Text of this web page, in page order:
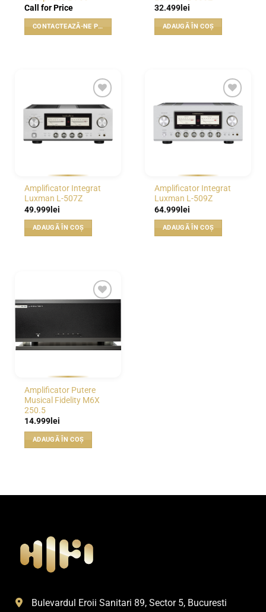
Call for Price
CONTACTEAZĂ-NE PENTRU PREȚ
32.499 lei
ADAUGĂ ÎN COȘ
WISHLIST
Amplificator Integrat
Luxman L-507Z
49.999lei
ADAUGĂ ÎN COȘ
WISHLIST
Amplificator Integrat
Luxman L-509Z
64.999lei
ADAUGĂ ÎN COȘ
Amplificator Putere
Musical Fidelity M6X
250.5
14.999 lei
ADAUGĂ ÎN COȘ
Bulevardul Eroii Sanitari 89, Sector 5, Bucuresti